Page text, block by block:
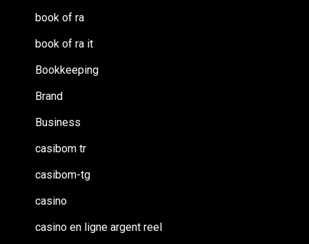
book of ra
book of ra it
Bookkeeping
Brand
Business
casibom tr
casibom-tg
casino
casino en ligne argent reel